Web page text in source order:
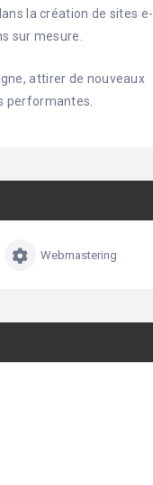
la création de sites e-
sur mesure.
attirer de nouveaux
performantes.
Webmastering